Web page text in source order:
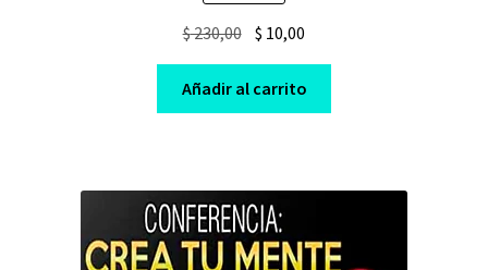
$230,00 Original
was:
$ 230,00.
$ 10,00
is:
$ 10,00.
Añadir al carrito